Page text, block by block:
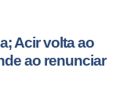
Acir volta ao
ao renunciar